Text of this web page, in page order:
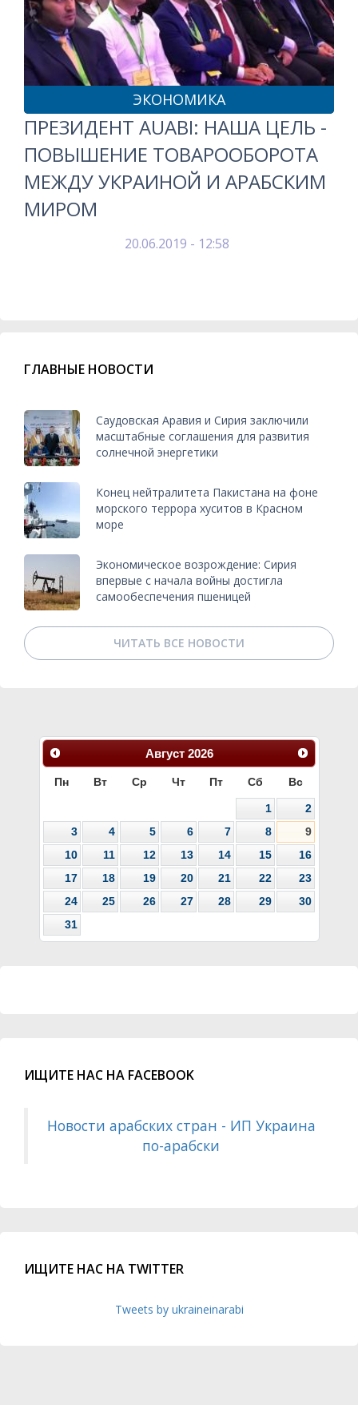
ЭКОНОМИКА
ПРЕЗИДЕНТ AUABI: НАША ЦЕЛЬ -
ПОВЫШЕНИЕ ТОВАРООБОРОТА
МЕЖДУ УКРАИНОЙ И АРАБСКИМ
МИРОМ
20.06.2019 - 12:58
ГЛАВНЫЕ НОВОСТИ
Саудовская Аравия и Сирия заключили
масштабные соглашения для развития
солнечной энергетики
Конец нейтралитета Пакистана на фоне
морского террора хуситов в Красном
море
Экономическое возрождение: Сирия
впервые с начала войны достигла
самообеспечения пшеницей
ЧИТАТЬ ВСЕ НОВОСТИ
Август 2026
Пн Вт Ср Чт Пт Сб Вс
1
2
3
4 5 6 7 8
9
10
11 12 13 14 15
16
17
18 19 20 21 22
23
24
25 26 27 28 29
30
31
ИЩИТЕ НАС НА FACEBOOK
Новости арабских стран - ИП Украина
по-арабски
ИЩИТЕ НАС НА TWITTER
Tweets by ukraineinarabi